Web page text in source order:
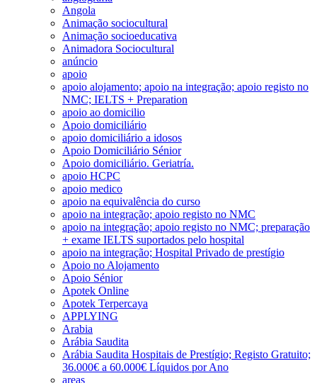
Angola
Animação sociocultural
Animação socioeducativa
Animadora Sociocultural
anúncio
apoio
apoio alojamento; apoio na integração; apoio registo no
NMC; IELTS + Preparation
apoio ao domicilio
Apoio domiciliário
apoio domiciliário a idosos
Apoio Domiciliário Sénior
Apoio domiciliário. Geriatría.
apoio HCPC
apoio medico
apoio na equivalência do curso
apoio na integração; apoio registo no NMC
apoio na integração; apoio registo no NMC; preparação
+ exame IELTS suportados pelo hospital
apoio na integração; Hospital Privado de prestígio
Apoio no Alojamento
Apoio Sénior
Apotek Online
Apotek Terpercaya
APPLYING
Arabia
Arábia Saudita
Arábia Saudita Hospitais de Prestígio; Registo Gratuito;
36.000€ a 60.000€ Líquidos por Ano
areas